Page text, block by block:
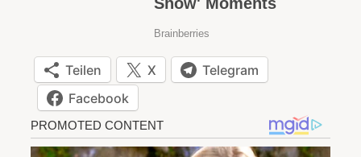
Teilen X
Telegram
Facebook